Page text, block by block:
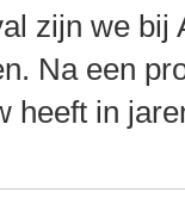
zijn we
Na een
heeft in